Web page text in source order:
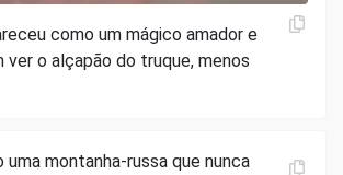
como um mágico amador e
ver o alçapão do truque, menos
uma montanha-russa que nunca